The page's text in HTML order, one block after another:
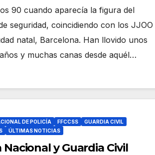
90 cuando aparecía la figura del
seguridad, coincidiendo con los JJOO
natal, Barcelona. Han llovido unos
y muchas canas desde aquél…
DE POLICÍA FFCCSS
GUARDIA CIVIL
ÚLTIMAS NOTICIAS
Nacional y Guardia Civil